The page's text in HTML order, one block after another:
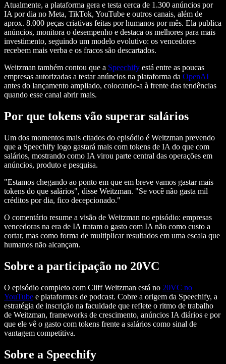
Atualmente, a plataforma gera e testa cerca de 1.300 anúncios por
IA por dia no Meta, TikTok, YouTube e outros canais, além de
aprox. 8.000 peças criativas feitas por humanos por mês. Ela publica
anúncios, monitora o desempenho e destaca os melhores para mais
investimento, seguindo um modelo evolutivo: os vencedores
recebem mais verba e os fracos são descartados.
Weitzman também contou que a Speechify está entre as poucas
empresas autorizadas a testar anúncios na plataforma da OpenAI
antes do lançamento ampliado, colocando-a à frente das tendências
quando esse canal abrir mais.
Por que tokens vão superar salários
Um dos momentos mais citados do episódio é Weitzman prevendo
que a Speechify logo gastará mais com tokens de IA do que com
salários, mostrando como IA virou parte central das operações em
anúncios, produto e pesquisa.
"Estamos chegando ao ponto em que em breve vamos gastar mais
tokens do que salários", disse Weitzman. "Se você não gasta mil
créditos por dia, fico decepcionado."
O comentário resume a visão de Weitzman no episódio: empresas
vencedoras na era de IA tratam o gasto com IA não como custo a
cortar, mas como forma de multiplicar resultados em uma escala que
humanos não alcançam.
Sobre a participação no 20VC
O episódio completo com Cliff Weitzman está no 20VC no
YouTube e plataformas de podcast. Cobre a origem da Speechify, a
estratégia de inscrição na faculdade que reflete o ritmo de trabalho
de Weitzman, frameworks de crescimento, anúncios IA diários e por
que ele vê o gasto com tokens frente a salários como sinal de
vantagem competitiva.
Sobre a Speechify